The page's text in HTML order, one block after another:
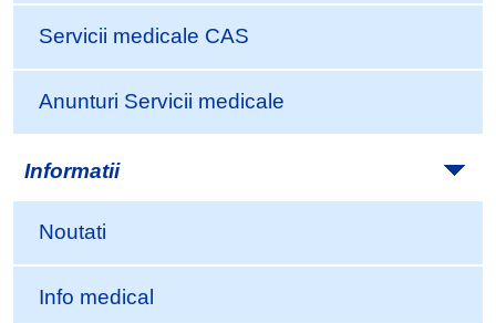
Servicii medicale CAS
Anunturi Servicii medicale
Informatii
Noutati
Info medical